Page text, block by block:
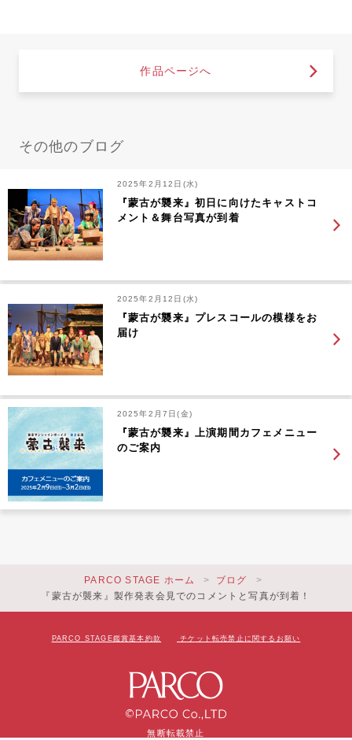
作品ページへ
その他のブログ
2025年2月12日(水)
『蒙古が襲来』初日に向けたキャストコ
メント＆舞台写真が到着
2025年2月12日(水)
『蒙古が襲来』プレスコールの模様をお
届け
2025年2月7日(金)
『蒙古が襲来』上演期間カフェメニュー
のご案内
PARCO STAGE ホーム
ブログ
『蒙古が襲来』製作発表会見でのコメントと写真が到着！
PARCO STAGE鑑賞基本約款 チケット転売禁止に関するお願い
無断転載禁止